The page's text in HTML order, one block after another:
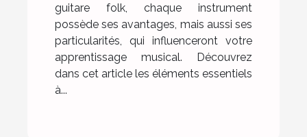
guitare folk, chaque instrument
possède ses avantages, mais aussi ses
particularités, qui influenceront votre
apprentissage musical. Découvrez
dans cet article les éléments essentiels
à...